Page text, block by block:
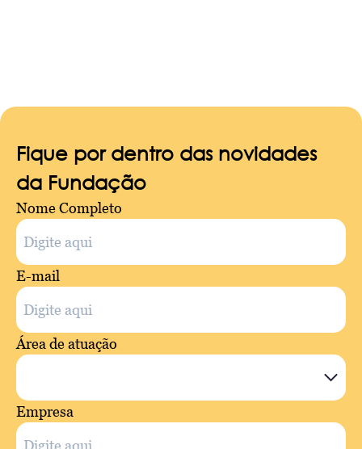
Fique por dentro das novidades
da Fundação
Nome Completo
E-mail
Área de atuação
Empresa